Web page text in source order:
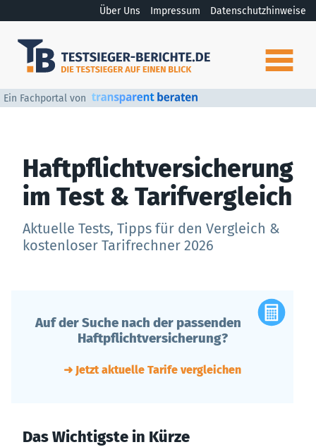
Über Uns Impressum Datenschutzhinweise
Ein Fachportal von
Haftpflichtversicherung
im Test & Tarifvergleich
Aktuelle Tests, Tipps für den Vergleich &
kostenloser Tarifrechner 2026
Auf der Suche nach der passenden
Haftpflichtversicherung?
➜ Jetzt aktuelle Tarife vergleichen
Das Wichtigste in Kürze